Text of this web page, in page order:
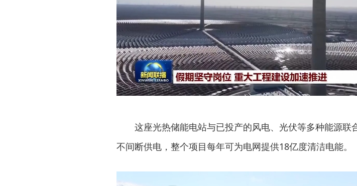
这座光热储能电站与已投产的风电、光伏等多种能源联
不间断供电，整个项目每年可为电网提供18亿度清洁电能。